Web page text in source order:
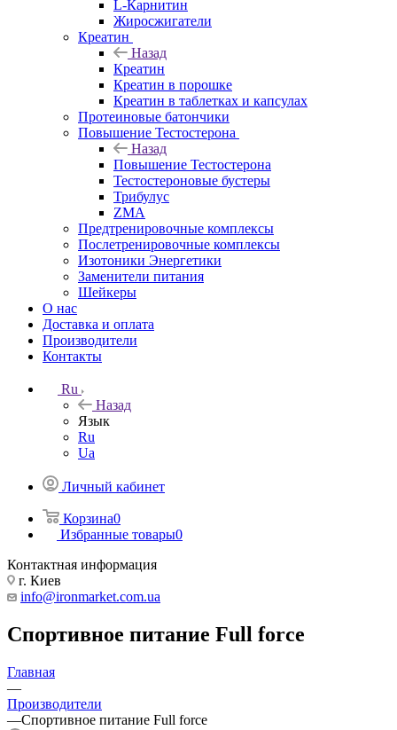
L-Карнитин
Жиросжигатели
Креатин
Назад
Креатин
Креатин в порошке
Креатин в таблетках и капсулах
Протеиновые батончики
Повышение Тестостерона
Назад
Повышение Тестостерона
Тестостероновые бустеры
Трибулус
ZMA
Предтренировочные комплексы
Послетренировочные комплексы
Изотоники Энергетики
Заменители питания
Шейкеры
О нас
Доставка и оплата
Производители
Контакты
Ru
Назад
Язык
Ru
Ua
Личный кабинет
Корзина0
Избранные товары0
Контактная информация
г. Киев
info@ironmarket.com.ua
Спортивное питание Full force
Главная
—
Производители
—Спортивное питание Full force